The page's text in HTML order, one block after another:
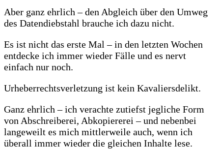
Aber ganz ehrlich – den Abgleich über den Umweg
des Datendiebstahl brauche ich dazu nicht.
Es ist nicht das erste Mal – in den letzten Wochen
entdecke ich immer wieder Fälle und es nervt
einfach nur noch.
Urheberrechtsverletzung ist kein Kavaliersdelikt.
Ganz ehrlich – ich verachte zutiefst jegliche Form
von Abschreiberei, Abkopiererei – und nebenbei
langeweilt es mich mittlerweile auch, wenn ich
überall immer wieder die gleichen Inhalte lese.